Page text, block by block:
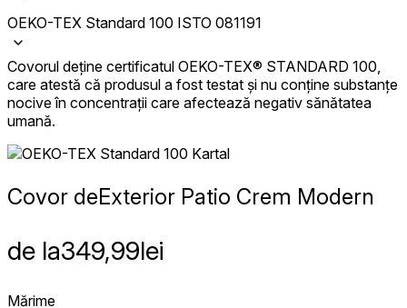
OEKO-TEX Standard 100 ISTO 081191
Covorul deține certificatul OEKO-TEX® STANDARD 100,
care atestă că produsul a fost testat și nu conține substanțe
nocive în concentrații care afectează negativ sănătatea
umană.
Covor deExterior Patio Crem Modern
de la349,99lei
Mărime